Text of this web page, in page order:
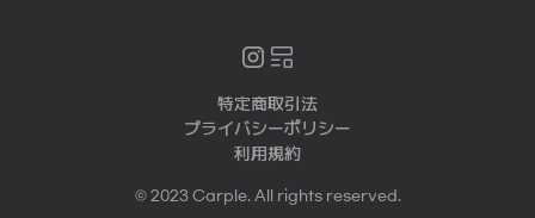
特定商取引法
プライバシーポリシー
利用規約
© 2023 Carple. All rights reserved.